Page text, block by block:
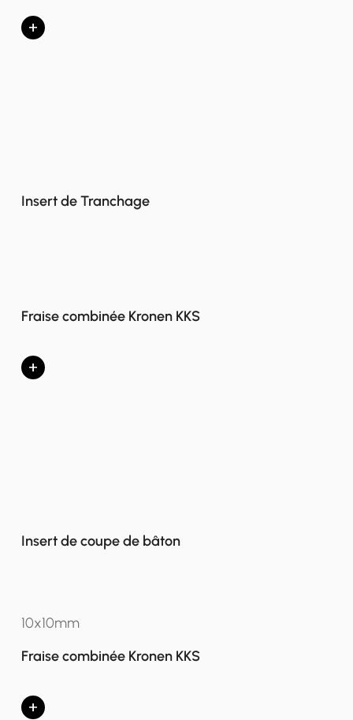
+
Insert de Tranchage
Fraise combinée Kronen KKS
+
Insert de coupe de bâton
10x10mm
Fraise combinée Kronen KKS
+